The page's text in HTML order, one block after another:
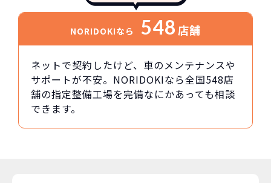
NORIDOKIなら 548店舗
ネットで契約したけど、車のメンテナンスや
サポートが不安。NORIDOKIなら全国548店
舗の指定整備工場を完備なにかあっても相談
できます。